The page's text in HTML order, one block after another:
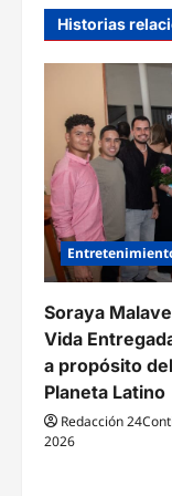
g
a
ó
n
d
e
e
n
t
r
Historias
Soraya
Vida
a propósito
Planeta Latino
Redacción
2026